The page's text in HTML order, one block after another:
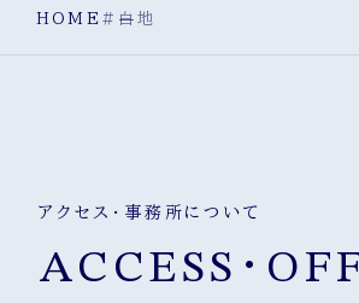
HOME #白地
アクセス・事務所について
ACCESS・